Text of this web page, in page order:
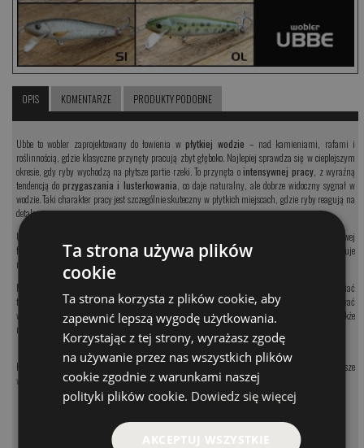
OPIS KOMENTARZE PRODUKTY PODOBNE
Ubbe to wobler zaprojektowany do łowienia w płytkiej wodzie – nad kamieniami, rafami i
roślinnością, gdzie klasyczne przynęty pracują zbyt głęboko. Najlepiej sprawdza się w cieplejszym
okresie, gdy ryby wychodzą na płytsze partie rzeki. To przynęta ointensywnej pracy , z wyraźną
tendencją do przygaszania i lusterkowania , co daje naturalny, ale dobrze widoczny sygnał w
wodzie. Taki charakter pracy jest szczególnie skuteczny w płytkich miejscach, gdzie ryby reagują na
detale.
Ubbe najlepiej prowadzić
, tak aby wobler w końcowej
fazie ustawiał się lekko pod prąd. W tym ustawieniu pracuje najstabilniej i najskuteczniej prowokuje
ryby.
Model jest
, dzięki czemu pozwala bezpiecznie obławiać
trudne miejsca bez ryzyka zaczepów. Standardowo uzbrojony w kotwice nr 10, ale można zastosować
większe (#8), aby nieco uspokoić pracę. Choć to wobler pstrągowy, bardzo dobrze sprawdza się także
na
klenie, okonie i bolenie
Koniecznie sprawdź naszą pełną ofertę, w której zebraliśmy najwyższej jakości i najskuteczniejsze
woblery na pstrąga!
49.00 PLN - + PARAMETRY
Ta strona używa plików
cookie
Ta strona korzysta z plików cookie, aby
zapewnić lepszą wygodę użytkowania.
Korzystając z tej strony, wyrażasz zgodę
na używanie przez nas wszystkich plików
cookie zgodnie z warunkami naszej
polityki plików cookie. Dowiedz się więcej
AKCEPTUJ WSZYSTKIE